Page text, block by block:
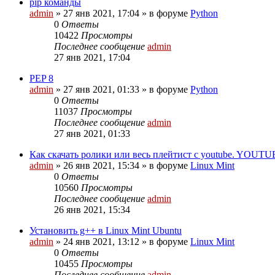
admin » 27 янв 2021, 17:04 » в форуме Python
0 Ответы
10422 Просмотры
Последнее сообщение admin
27 янв 2021, 17:04
PEP 8
admin » 27 янв 2021, 01:33 » в форуме Python
0 Ответы
11037 Просмотры
Последнее сообщение admin
27 янв 2021, 01:33
Как скачать ролики или весь плейтист с youtube.
admin » 26 янв 2021, 15:34 » в форуме Linux Mint
0 Ответы
10560 Просмотры
Последнее сообщение admin
26 янв 2021, 15:34
Установить g++ в Linux Mint Ubuntu
admin » 24 янв 2021, 13:12 » в форуме Linux Mint
0 Ответы
10455 Просмотры